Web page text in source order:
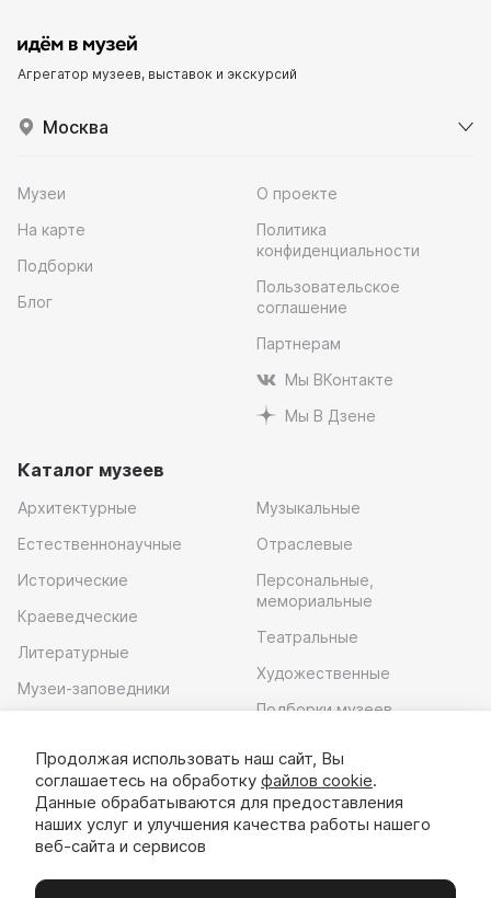
Агрегатор музеев, выставок и экскурсий
Москва
Музеи
На карте
Подборки
Блог
О проекте
Политика
конфиденциальности
Пользовательское
соглашение
Партнерам
Мы ВКонтакте
Мы В Дзене
Каталог музеев
Архитектурные
Естественнонаучные
Исторические
Краеведческие
Литературные
Музеи-заповедники
Музыкальные
Отраслевые
Персональные,
мемориальные
Театральные
Художественные
Подборки музеев
Скачать приложение
Продолжая использовать наш сайт, Вы
соглашаетесь на обработку файлов cookie.
Данные обрабатываются для предоставления
наших услуг и улучшения качества работы нашего
веб-сайта и сервисов